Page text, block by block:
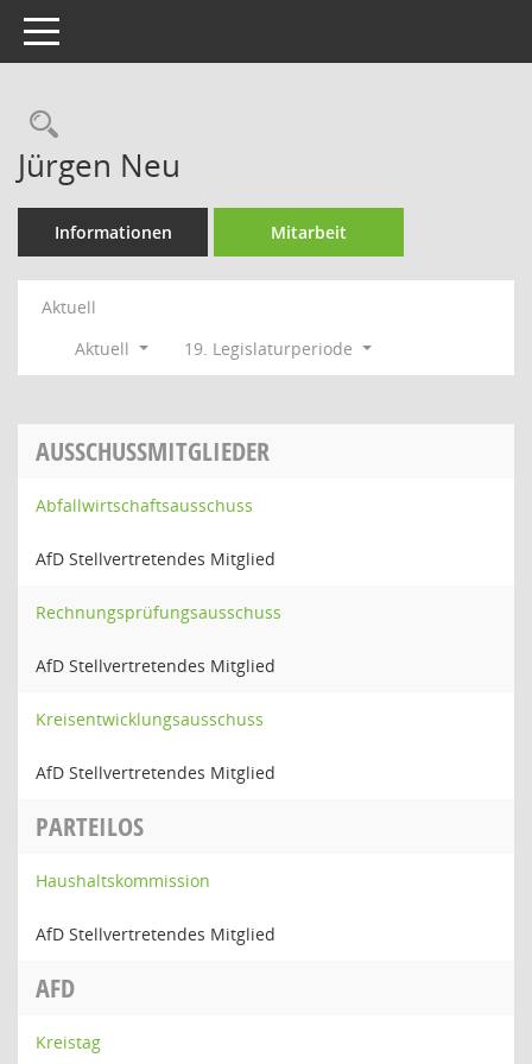
Toggle navigation
Rechercheauswahl
Jürgen Neu
Informationen Mitarbeit
Aktuell
Aktuell
19. Legislaturperiode
AUSSCHUSSMITGLIEDER
Abfallwirtschaftsausschuss
AfD Stellvertretendes Mitglied
Rechnungsprüfungsausschuss
AfD Stellvertretendes Mitglied
Kreisentwicklungsausschuss
AfD Stellvertretendes Mitglied
PARTEILOS
Haushaltskommission
AfD Stellvertretendes Mitglied
AFD
Kreistag